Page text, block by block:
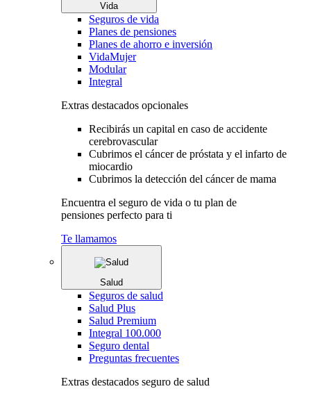
Vida
Seguros de vida
Planes de pensiones
Planes de ahorro e inversión
VidaMujer
Modular
Integral
Extras destacados opcionales
Recibirás un capital en caso de accidente
cerebrovascular
Cubrimos el cáncer de próstata y el infarto de
miocardio
Cubrimos la detección del cáncer de mama
Encuentra el seguro de vida o tu plan de
pensiones perfecto para ti
Te llamamos
Salud
Seguros de salud
Salud Plus
Salud Premium
Integral 100.000
Seguro dental
Preguntas frecuentes
Extras destacados seguro de salud